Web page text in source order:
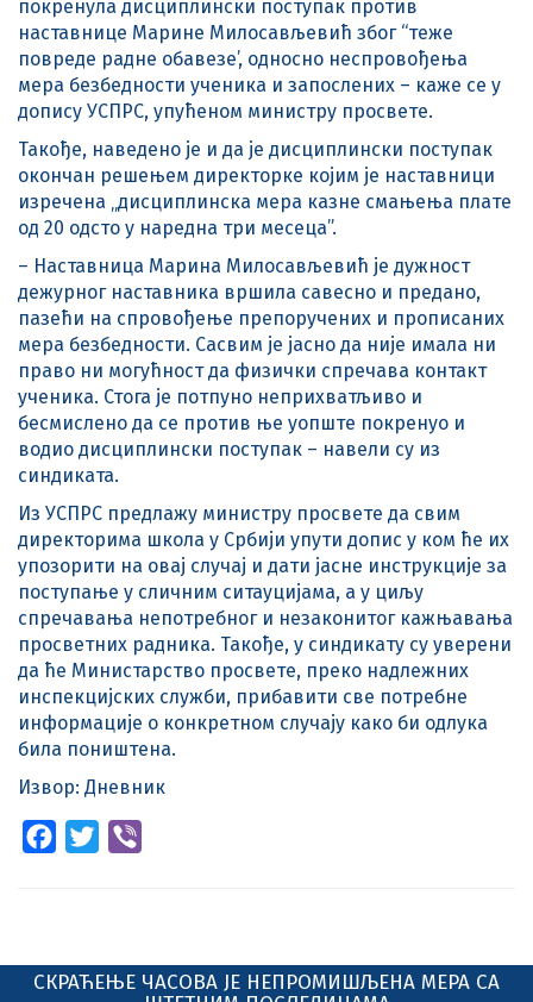
покренула дисциплински поступак против
наставнице Марине Милосављевић због “теже
повреде радне обавезе’, односно неспровођења
мера безбедности ученика и запослених – каже се у
допису УСПРС, упућеном министру просвете.
Такође, наведено је и да је дисциплински поступак
окончан решењем директорке којим је наставници
изречена „дисциплинска мера казне смањења плате
од 20 одсто у наредна три месеца”.
– Наставница Марина Милосављевић је дужност
дежурног наставника вршила савесно и предано,
пазећи на спровођење препоручених и прописаних
мера безбедности. Сасвим је јасно да није имала ни
право ни могућност да физички спречава контакт
ученика. Стога је потпуно неприхватљиво и
бесмислено да се против ње уопште покренуо и
водио дисциплински поступак – навели су из
синдиката.
Из УСПРС предлажу министру просвете да свим
директорима школа у Србији упути допис у ком ће их
упозорити на овај случај и дати јасне инструкције за
поступање у сличним ситауцијама, а у циљу
спречавања непотребног и незаконитог кажњавања
просветних радника. Такође, у синдикату су уверени
да ће Министарство просвете, преко надлежних
инспекцијских служби, прибавити све потребне
информације о конкретном случају како би одлука
била поништена.
Извор: Дневник
Facebook
Twitter
СКРАЋЕЊЕ ЧАСОВА ЈЕ НЕПРОМИШЉЕНА МЕРА СА